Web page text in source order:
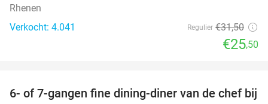
Rhenen
Verkocht: 4.041
Regulier €31,50
€25,50
36%
6- of 7-gangen fine dining-diner van de chef bij